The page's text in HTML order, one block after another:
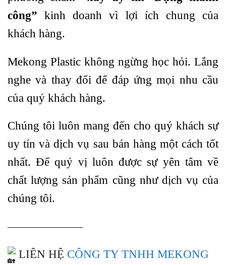
công” kinh doanh vì lợi ích chung của
khách hàng.
Mekong Plastic không ngừng học hỏi. Lắng
nghe và thay đổi để đáp ứng mọi nhu cầu
của quý khách hàng.
Chúng tôi luôn mang đến cho quý khách sự
uy tín và dịch vụ sau bán hàng một cách tốt
nhất. Để quý vị luôn được sự yên tâm về
chất lượng sản phẩm cũng như dịch vụ của
chúng tôi.
——————–
LIÊN HỆ CÔNG TY TNHH MEKONG